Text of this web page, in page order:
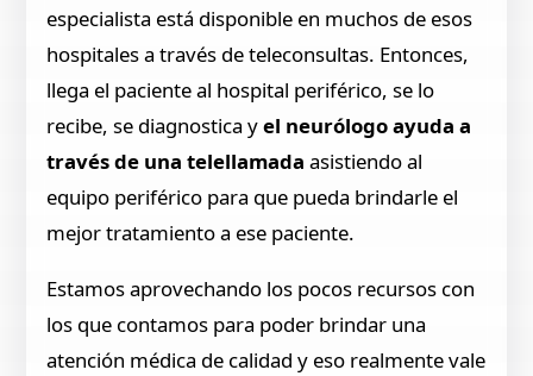
especialista está disponible en muchos de esos
hospitales a través de teleconsultas. Entonces,
llega el paciente al hospital periférico, se lo
recibe, se diagnostica yel neurólogo ayuda a
través de una telellamadaasistiendo al
equipo periférico para que pueda brindarle el
mejor tratamiento a ese paciente.
Estamos aprovechando los pocos recursos con
los que contamos para poder brindar una
atención médica de calidad y eso realmente vale